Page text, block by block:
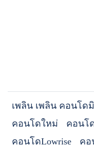
เพลิน เพลิน คอนโดมิ
คอนโดใหม่
คอนโ
คอนโดLowrise
คอ